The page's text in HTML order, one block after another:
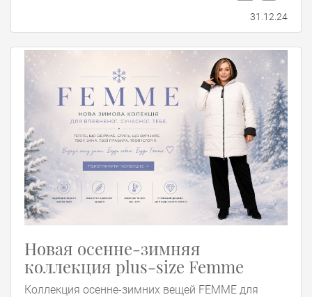
31.12.24
Новая осенне-зимняя
коллекция plus-size Femme
Коллекция осенне-зимних вещей FEMME для